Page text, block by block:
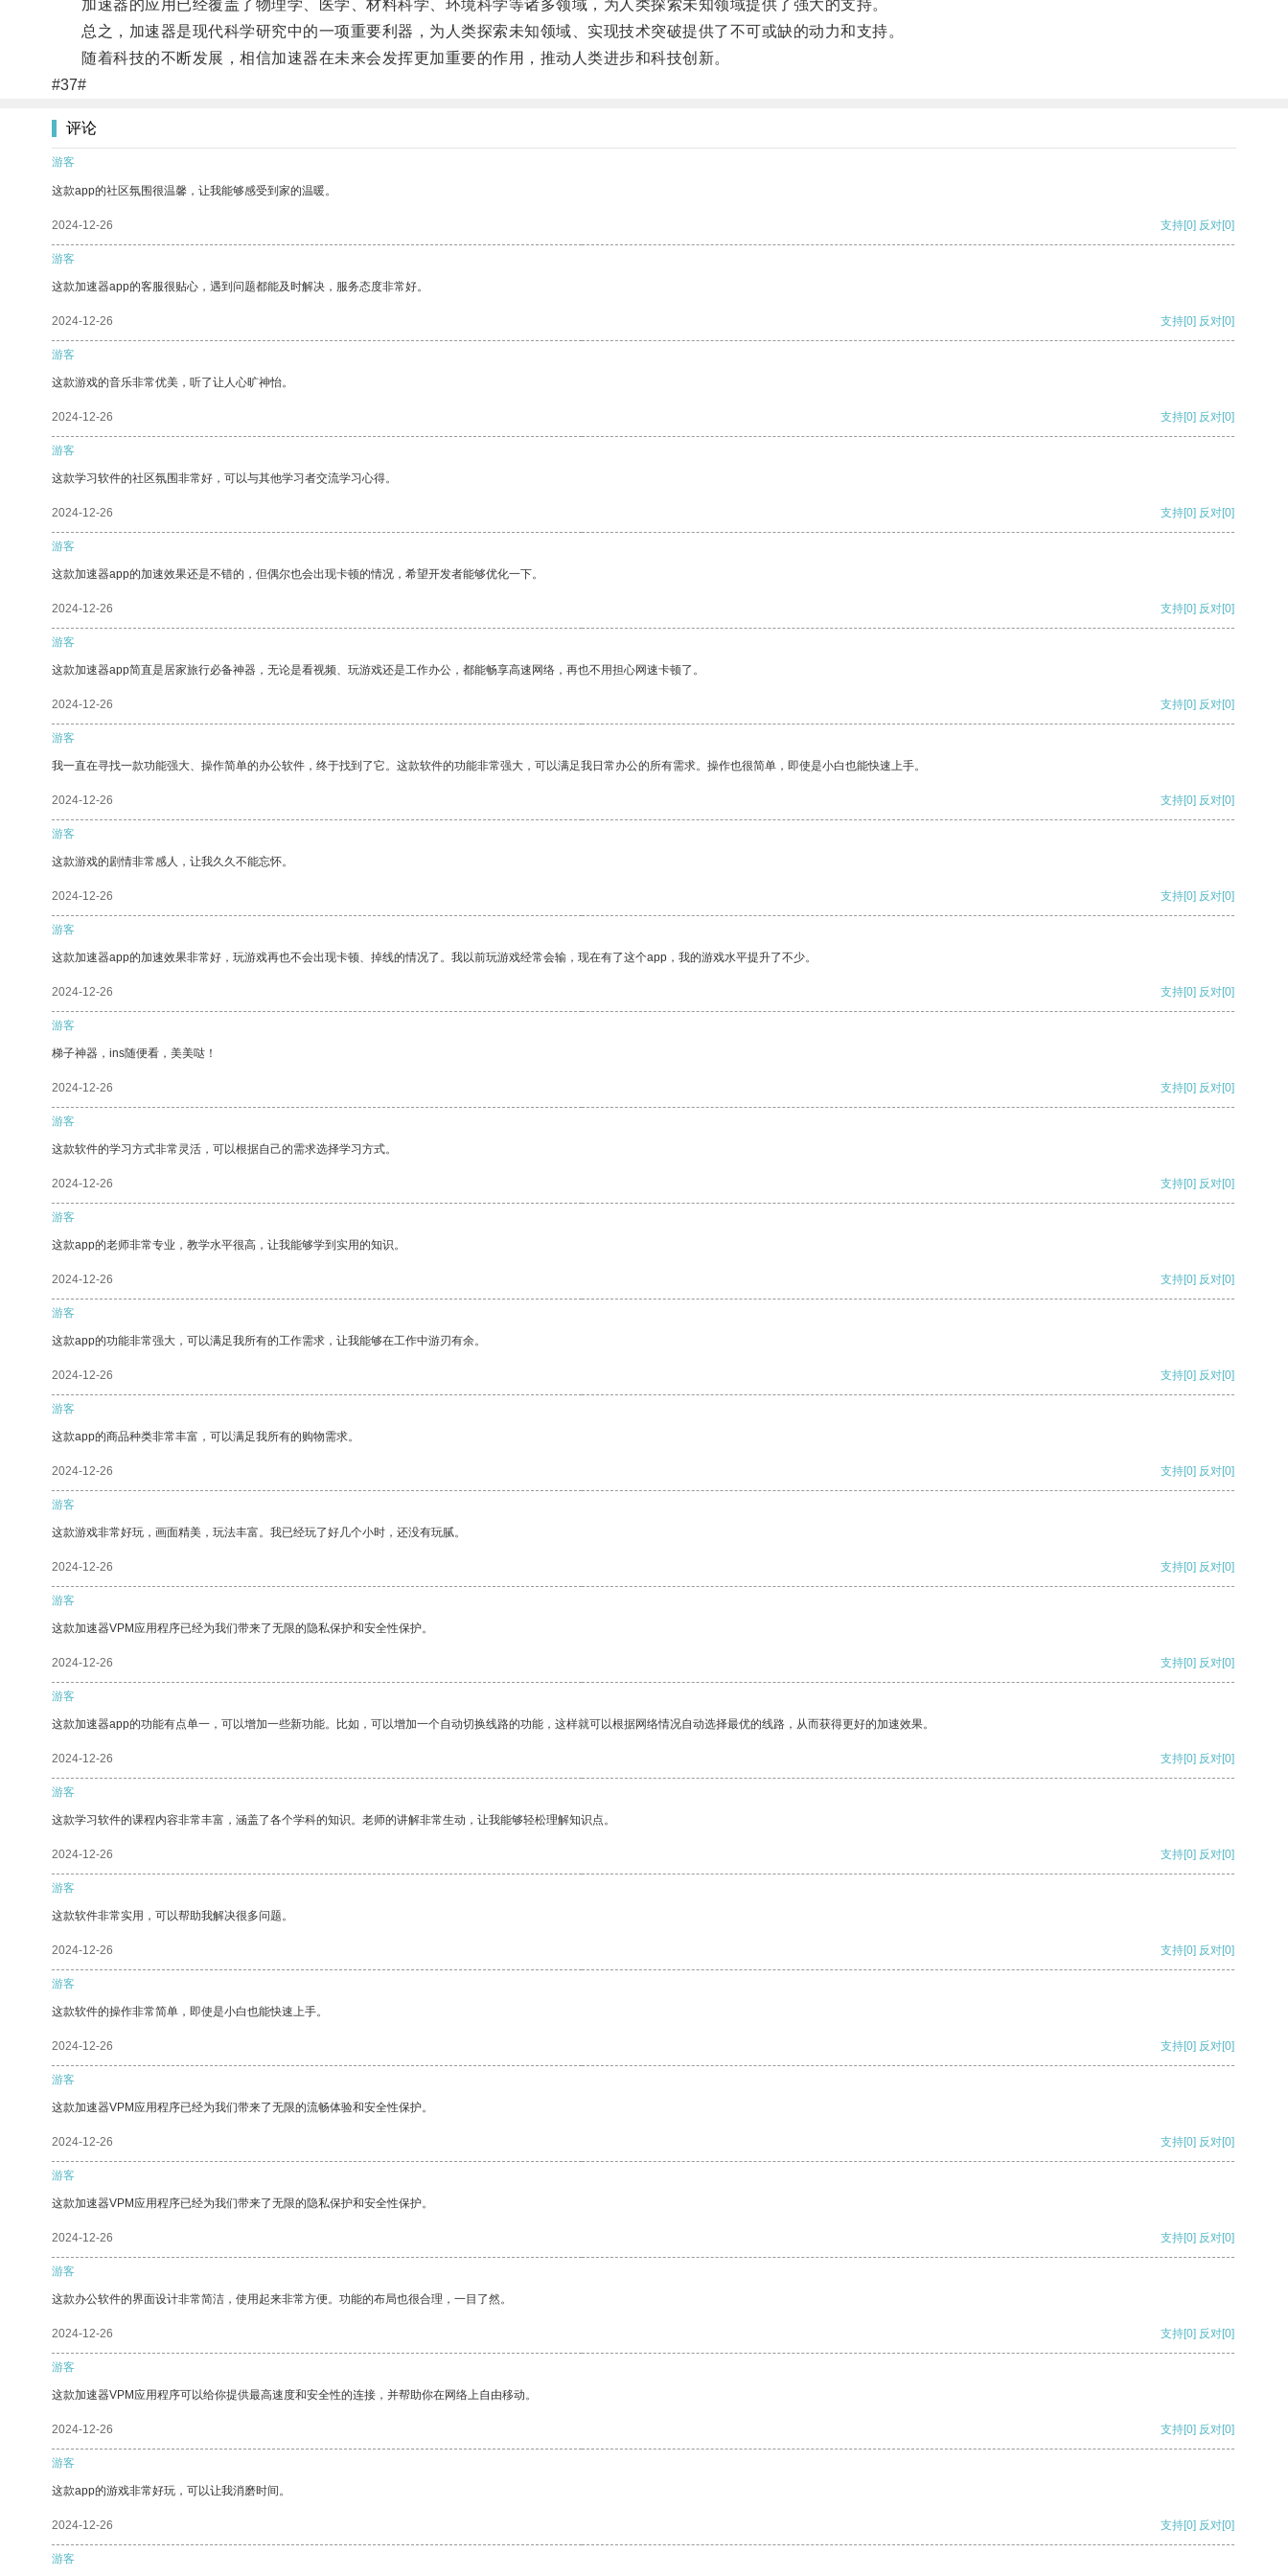
加速器的应用已经覆盖了物理学、医学、材料科学、环境科学等诸多领域，为人类探索未知领域提供了强大的支持。
总之，加速器是现代科学研究中的一项重要利器，为人类探索未知领域、实现技术突破提供了不可或缺的动力和支持。
随着科技的不断发展，相信加速器在未来会发挥更加重要的作用，推动人类进步和科技创新。
#37#
评论
游客
这款app的社区氛围很温馨，让我能够感受到家的温暖。
2024-12-26 支持[0] 反对[0]
游客
这款加速器app的客服很贴心，遇到问题都能及时解决，服务态度非常好。
2024-12-26 支持[0] 反对[0]
游客
这款游戏的音乐非常优美，听了让人心旷神怡。
2024-12-26 支持[0] 反对[0]
游客
这款学习软件的社区氛围非常好，可以与其他学习者交流学习心得。
2024-12-26 支持[0] 反对[0]
游客
这款加速器app的加速效果还是不错的，但偶尔也会出现卡顿的情况，希望开发者能够优化一下。
2024-12-26 支持[0] 反对[0]
游客
这款加速器app简直是居家旅行必备神器，无论是看视频、玩游戏还是工作办公，都能畅享高速网络，再也不用担心网速卡顿了。
2024-12-26 支持[0] 反对[0]
游客
我一直在寻找一款功能强大、操作简单的办公软件，终于找到了它。这款软件的功能非常强大，可以满足我日常办公的所有需求。操作也很简单，即使是小白也能快速上手。
2024-12-26 支持[0] 反对[0]
游客
这款游戏的剧情非常感人，让我久久不能忘怀。
2024-12-26 支持[0] 反对[0]
游客
这款加速器app的加速效果非常好，玩游戏再也不会出现卡顿、掉线的情况了。我以前玩游戏经常会输，现在有了这个app，我的游戏水平提升了不少。
2024-12-26 支持[0] 反对[0]
游客
梯子神器，ins随便看，美美哒！
2024-12-26 支持[0] 反对[0]
游客
这款软件的学习方式非常灵活，可以根据自己的需求选择学习方式。
2024-12-26 支持[0] 反对[0]
游客
这款app的老师非常专业，教学水平很高，让我能够学到实用的知识。
2024-12-26 支持[0] 反对[0]
游客
这款app的功能非常强大，可以满足我所有的工作需求，让我能够在工作中游刃有余。
2024-12-26 支持[0] 反对[0]
游客
这款app的商品种类非常丰富，可以满足我所有的购物需求。
2024-12-26 支持[0] 反对[0]
游客
这款游戏非常好玩，画面精美，玩法丰富。我已经玩了好几个小时，还没有玩腻。
2024-12-26 支持[0] 反对[0]
游客
这款加速器VPM应用程序已经为我们带来了无限的隐私保护和安全性保护。
2024-12-26 支持[0] 反对[0]
游客
这款加速器app的功能有点单一，可以增加一些新功能。比如，可以增加一个自动切换线路的功能，这样就可以根据网络情况自动选择最优的线路，从而获得更好的加速效果。
2024-12-26 支持[0] 反对[0]
游客
这款学习软件的课程内容非常丰富，涵盖了各个学科的知识。老师的讲解非常生动，让我能够轻松理解知识点。
2024-12-26 支持[0] 反对[0]
游客
这款软件非常实用，可以帮助我解决很多问题。
2024-12-26 支持[0] 反对[0]
游客
这款软件的操作非常简单，即使是小白也能快速上手。
2024-12-26 支持[0] 反对[0]
游客
这款加速器VPM应用程序已经为我们带来了无限的流畅体验和安全性保护。
2024-12-26 支持[0] 反对[0]
游客
这款加速器VPM应用程序已经为我们带来了无限的隐私保护和安全性保护。
2024-12-26 支持[0] 反对[0]
游客
这款办公软件的界面设计非常简洁，使用起来非常方便。功能的布局也很合理，一目了然。
2024-12-26 支持[0] 反对[0]
游客
这款加速器VPM应用程序可以给你提供最高速度和安全性的连接，并帮助你在网络上自由移动。
2024-12-26 支持[0] 反对[0]
游客
这款app的游戏非常好玩，可以让我消磨时间。
2024-12-26 支持[0] 反对[0]
游客